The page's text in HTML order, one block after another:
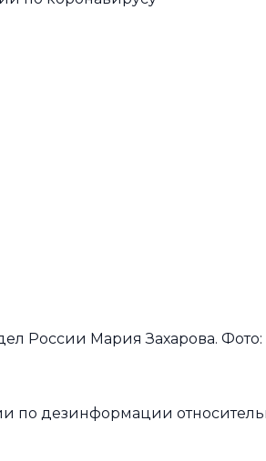
России Мария Захарова. Фото:
по дезинформации